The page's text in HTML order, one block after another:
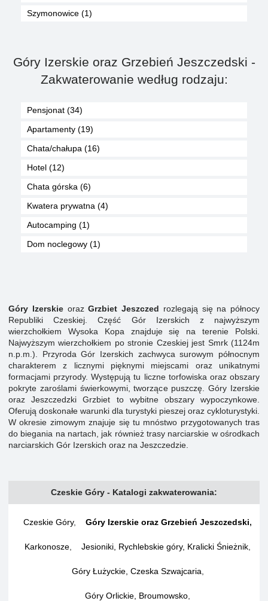
Szymonowice (1)
Góry Izerskie oraz Grzebień Jeszczedski -
Zakwaterowanie według rodzaju:
Pensjonat (34)
Apartamenty (19)
Chata/chałupa (16)
Hotel (12)
Chata górska (6)
Kwatera prywatna (4)
Autocamping (1)
Dom noclegowy (1)
Góry IzerskieorazGrzbiet Jeszczed rozlegają się na północy
Republiki Czeskiej. Część Gór Izerskich z najwyższym
wierzchołkiem Wysoka Kopa znajduje się na terenie Polski.
Najwyższym wierzchołkiem po stronie Czeskiej jest Smrk (1124m
n.p.m.). Przyroda Gór Izerskich zachwyca surowym północnym
charakterem z licznymi pięknymi miejscami oraz unikatnymi
formacjami przyrody. Występują tu liczne torfowiska oraz obszary
pokryte zaroślami świerkowymi, tworzące puszczę. Góry Izerskie
oraz Jeszczedzki Grzbiet to wybitne obszary wypoczynkowe.
Oferują doskonałe warunki dla turystyki pieszej oraz cykloturystyki.
W okresie zimowym znajuje się tu mnóstwo przygotowanych tras
do biegania na nartach, jak również trasy narciarskie w ośrodkach
narciarskich Gór Izerskich oraz na Jeszczedzie.
Czeskie Góry - Katalogi zakwaterowania:
Czeskie Góry, Góry Izerskie oraz Grzebień Jeszczedski,
Karkonosze Jesioniki, Rychlebskie góry, Kralicki Śnieżnik
Góry Łużyckie, Czeska Szwajcaria
Góry Orlickie, Broumowsko